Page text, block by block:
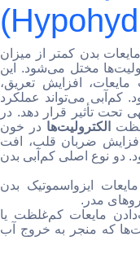
بدن کمتر از میزان
مختل می‌شود. این
افزایش تعریق،
کم‌آبی می‌تواند عملکرد
تحت تأثیر قرار دهد. در
الکترولیت‌ها در خون
ضربان قلب، افت
دو نوع اصلی کم‌آبی بدن
ایزواسموتیک بدن
مدر.
مایعات کم‌غلظت یا
که منجر به خروج آب